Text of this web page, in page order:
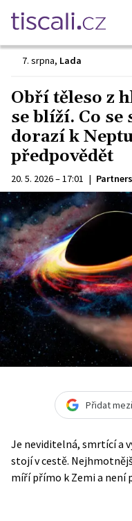
7. srpna, Lada
Obří těleso z
se blíží. Co
dorazí k
předpovědět
20. 5. 2026 – 17:01 |
Přidat
Je neviditelná, smrtící a
stojí v cestě.
míří přímo k Zemi a není